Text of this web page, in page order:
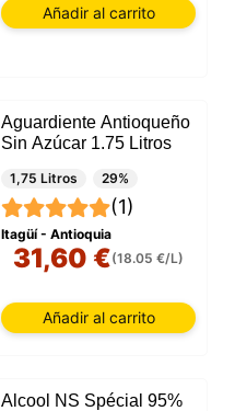
Añadir al carrito
Aguardiente Antioqueño
Sin Azúcar 1.75 Litros
1,75 Litros 29%
(1)
Itagüí - Antioquia
31,60 €(18.05 €/L)
Añadir al carrito
Alcool NS Spécial 95%